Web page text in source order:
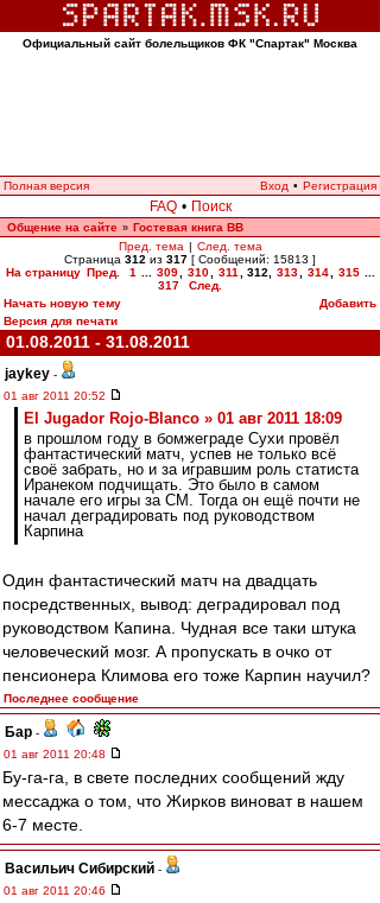
Официальный сайт болельщиков ФК "Спартак" Москва
Полная версия Вход • Регистрация
FAQ • Поиск
Общение на сайте » Гостевая книга ВВ
Пред. тема | След. тема
Страница 312 из 317 [ Сообщений: 15813 ]
На страницу Пред. 1 309 310 311 312 313 314 315
317
След.
Начать новую тему
Добавить
Версия для печати
01.08.2011 - 31.08.2011
jaykey -
01 авг 2011 20:52
El Jugador Rojo-Blanco » 01 авг 2011 18:09
в прошлом году в бомжеграде Сухи провёл
фантастический матч, успев не только всё
своё забрать, но и за игравшим роль статиста
Иранеком подчищать. Это было в самом
начале его игры за СМ. Тогда он ещё почти не
начал деградировать под руководством
Карпина
Один фантастический матч на двадцать
посредственных, вывод: деградировал под
руководством Капина. Чудная все таки штука
человеческий мозг. А пропускать в очко от
пенсионера Климова его тоже Карпин научил?
Последнее сообщение
Бар -
01 авг 2011 20:48
Бу-га-га, в свете последних сообщений жду
мессаджа о том, что Жирков виноват в нашем
6-7 месте.
Васильич Сибирский -
01 авг 2011 20:46